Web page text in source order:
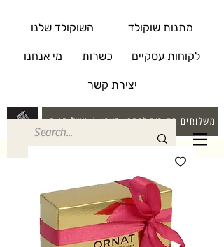
מתנות שוקולד השוקולד שלנו
לקוחות עסקיים כשרות מי אנחנו
יצירת קשר
משלוחים בקירור לרחבי הארץ | משלוחי חינם בקניה